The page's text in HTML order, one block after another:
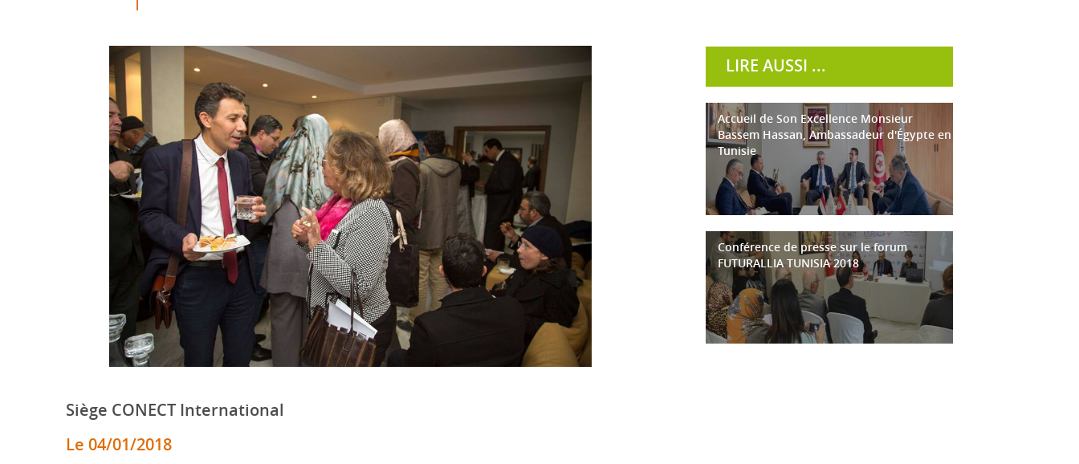
Siège CONECT International
Le 04/01/2018
LIRE AUSSI ...
Accueil de Son Excellence Monsieur
Bassem Hassan, Ambassadeur d'Égypte en
Tunisie
Conférence de presse sur le forum
FUTURALLIA TUNISIA 2018